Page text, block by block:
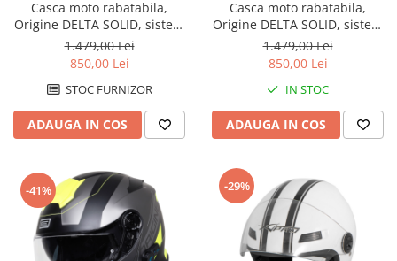
Imbracaminte Casual
Cadou personalizat
Curele
Haine
Ochelari de soare
Vesta
Echipament Dama
Camasi dama
Geci dama
Casca moto rabatabila,
Origine DELTA SOLID, sistem
bluetooth integrat, culoare
titanium mat, marime XL
1.479,00 Lei
850,00 Lei
STOC FURNIZOR
ADAUGA IN COS
Casca moto rabatabila,
Origine DELTA SOLID, sistem
bluetooth integrat, culoare
titanium mat, marime L
1.479,00 Lei
850,00 Lei
IN STOC
ADAUGA IN COS
-41% -29%